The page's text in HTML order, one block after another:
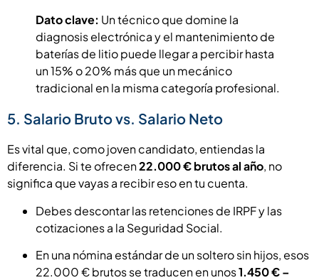
Dato clave: Un técnico que domine la
diagnosis electrónica y el mantenimiento de
baterías de litio puede llegar a percibir hasta
un 15% o 20% más que un mecánico
tradicional en la misma categoría profesional.
5. Salario Bruto vs. Salario Neto
Es vital que, como joven candidato, entiendas la
diferencia. Si te ofrecen22.000 € brutos al año, no
significa que vayas a recibir eso en tu cuenta.
Debes descontar las retenciones de IRPF y las
cotizaciones a la Seguridad Social.
En una nómina estándar de un soltero sin hijos, esos
22.000 € brutos se traducen en unos1.450 € –